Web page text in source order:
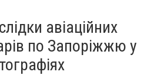
авіаційних
по Запоріжжю у